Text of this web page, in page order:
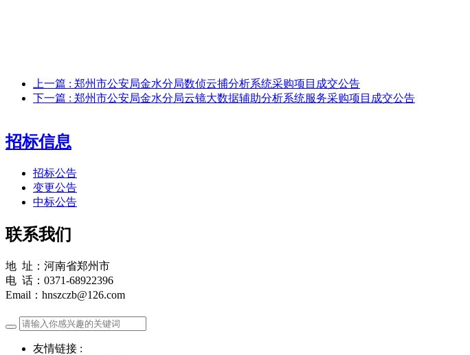
上一篇 : 郑州市公安局金水分局数侦云捕分析系统采购项目成交公告
下一篇 : 郑州市公安局金水分局云镜大数据辅助分析系统服务采购项目成交公告
招标信息
招标公告
变更公告
中标公告
联系我们
地 址：河南省郑州市
电 话：0371-68922396
Email：hnszczb@126.com
友情链接 :